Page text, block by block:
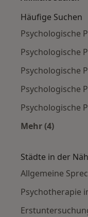
Häufige Suchen
Psychologische
Psychologische
Psychologische
Psychologische
Psychologische
Mehr (4)
Städte in der
Allgemeine
Psychotherapie